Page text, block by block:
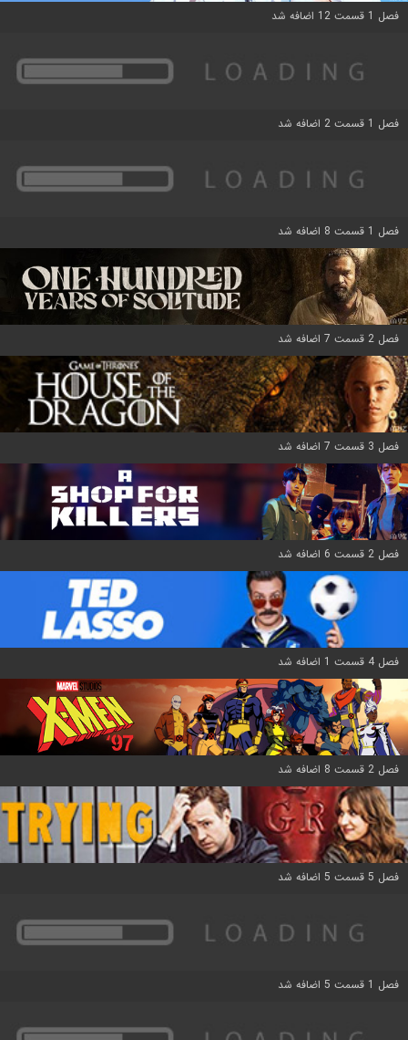
فصل 1 قسمت 12 اضافه شد
فصل 1 قسمت 2 اضافه شد
فصل 1 قسمت 8 اضافه شد
فصل 2 قسمت 7 اضافه شد
فصل 3 قسمت 7 اضافه شد
فصل 2 قسمت 6 اضافه شد
فصل 4 قسمت 1 اضافه شد
فصل 2 قسمت 8 اضافه شد
فصل 5 قسمت 5 اضافه شد
فصل 1 قسمت 5 اضافه شد